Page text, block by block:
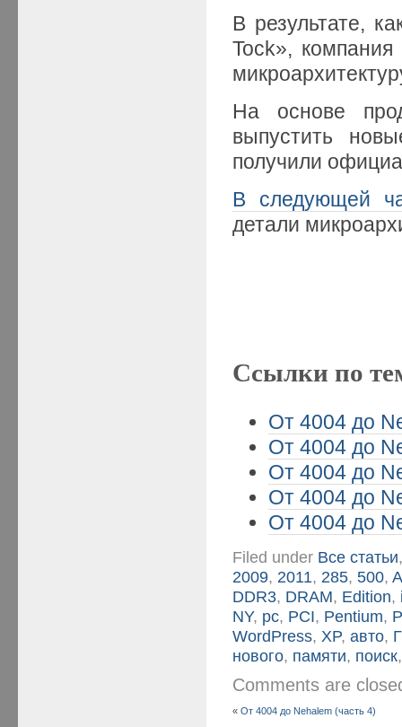
В результате,
Tock»,
На основе
выпустить
получили
В следующей
детали
Ссылки по
От 4004 до
От 4004 до
От 4004 до
От 4004 до
От 4004 до
Filed under Все статьи
2009, 2011, 285,500,
DDR3, DRAM, Edition,
NY, pc, PCI, Pentium,
WordPress, XP,авто,
нового, памяти, поиск
Comments are
«От 4004 до Nehalem (часть 4)